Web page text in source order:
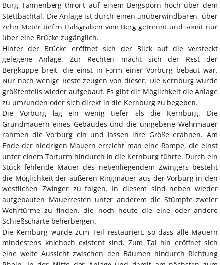
Burg Tannenberg thront auf einem Bergsporn hoch über dem
Stettbachtal. Die Anlage ist durch einen unüberwindbaren, über
zehn Meter tiefen Halsgraben vom Berg getrennt und somit nur
über eine Brücke zugänglich.
Hinter der Brücke eröffnet sich der Blick auf die versteckt
gelegene Anlage. Zur Rechten macht sich der Rest der
Bergkuppe breit, die einst in Form einer Vorburg bebaut war.
Nur noch wenige Reste zeugen von dieser. Die Kernburg wurde
größtenteils wieder aufgebaut. Es gibt die Möglichkeit die Anlage
zu umrunden oder sich direkt in die Kernburg zu begeben.
Die Vorburg lag ein wenig tiefer als die Kernburg. Die
Grundmauern eines Gebäudes und die umgebene Wehrmauer
rahmen die Vorburg ein und lassen ihre Größe erahnen. Am
Ende der niedrigen Mauern erreicht man eine Rampe, die einst
unter einem Torturm hindurch in die Kernburg führte. Durch ein
Stück fehlende Mauer des nebenliegendem Zwingers besteht
die Möglichkeit der äußeren Ringmauer aus der Vorburg in den
westlichen Zwinger zu folgen. In diesem sind neben wieder
aufgebauten Mauerresten unter anderem die Stümpfe zweier
Wehrtürme zu finden, die noch heute die eine oder andere
Schießscharte beherbergen.
Die Kernburg wurde zum Teil restauriert, so dass alle Mauern
mindestens kniehoch existent sind. Zum Tal hin eröffnet sich
eine weite Aussicht zwischen den Bäumen hindurch Richtung